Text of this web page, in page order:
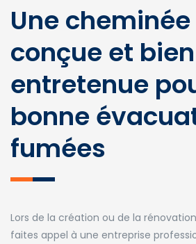
Une
conçue et bien
entretenue
bonne
fumées
Lors de la création ou de la
faites appel à une entreprise